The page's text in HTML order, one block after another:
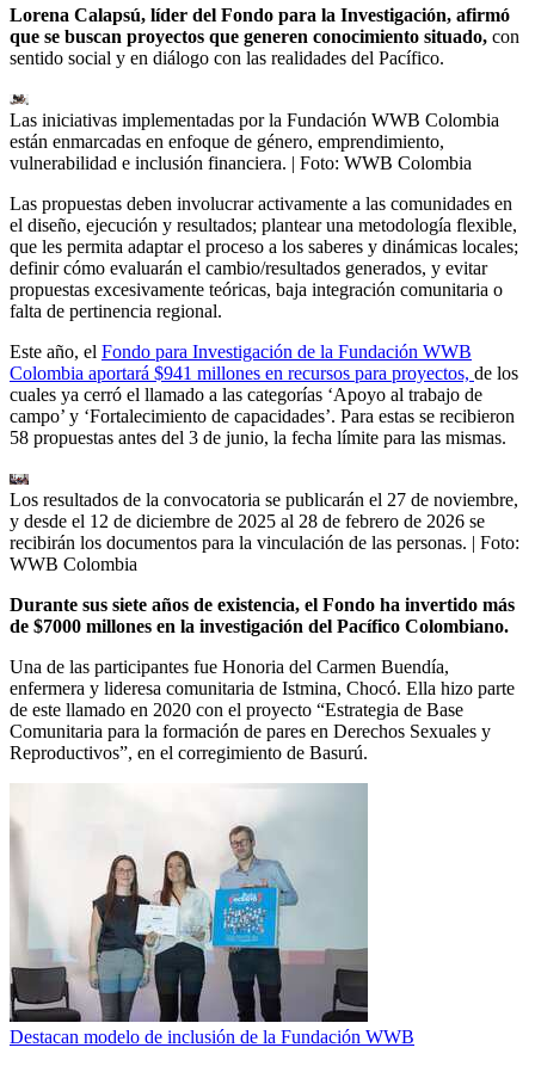
Lorena Calapsú, líder del Fondo para la Investigación, afirmó
que se buscan proyectos que generen conocimiento situado, con
sentido social y en diálogo con las realidades del Pacífico.
Las iniciativas implementadas por la Fundación WWB Colombia
están enmarcadas en enfoque de género, emprendimiento,
vulnerabilidad e inclusión financiera. | Foto: WWB Colombia
Las propuestas deben involucrar activamente a las comunidades en
el diseño, ejecución y resultados; plantear una metodología flexible,
que les permita adaptar el proceso a los saberes y dinámicas locales;
definir cómo evaluarán el cambio/resultados generados, y evitar
propuestas excesivamente teóricas, baja integración comunitaria o
falta de pertinencia regional.
Este año, el Fondo para Investigación de la Fundación WWB
Colombia aportará $941 millones en recursos para proyectos, de los
cuales ya cerró el llamado a las categorías ‘Apoyo al trabajo de
campo’ y ‘Fortalecimiento de capacidades’. Para estas se recibieron
58 propuestas antes del 3 de junio, la fecha límite para las mismas.
Los resultados de la convocatoria se publicarán el 27 de noviembre,
y desde el 12 de diciembre de 2025 al 28 de febrero de 2026 se
recibirán los documentos para la vinculación de las personas. | Foto:
WWB Colombia
Durante sus siete años de existencia, el Fondo ha invertido más
de $7000 millones en la investigación del Pacífico Colombiano.
Una de las participantes fue Honoria del Carmen Buendía,
enfermera y lideresa comunitaria de Istmina, Chocó. Ella hizo parte
de este llamado en 2020 con el proyecto “Estrategia de Base
Comunitaria para la formación de pares en Derechos Sexuales y
Reproductivos”, en el corregimiento de Basurú.
Destacan modelo de inclusión de la Fundación WWB